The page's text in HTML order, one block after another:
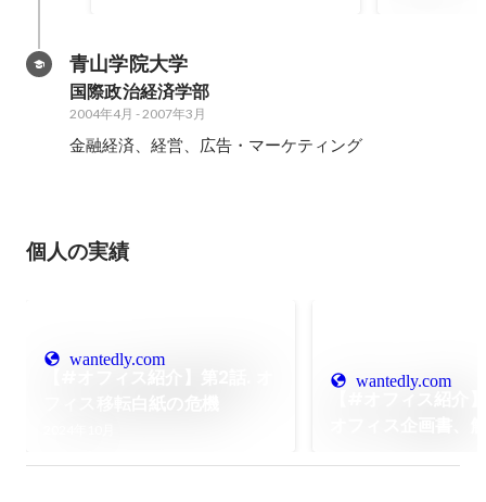
青山学院大学
国際政治経済学部
2004年4月 - 2007年3月
金融経済、経営、広告・マーケティング
個人の実績
wantedly.com
wantedly.com